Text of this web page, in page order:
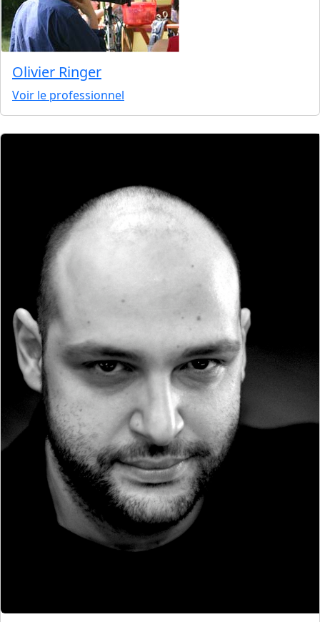
Olivier Ringer
Voir le professionnel